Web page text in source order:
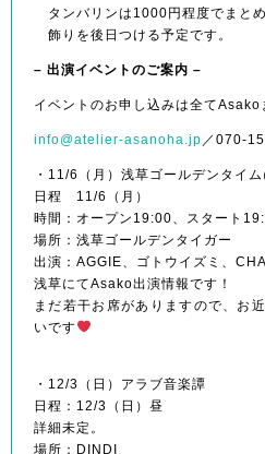
タンバリンは1000円程度でまとめ
飾りを後日つける予定です。
– 出演イベントのご案内 –
イベントのお申し込みは全てAsako
info@atelier-asanoha.jp ／070-
・11/6（月）浅草ゴールデンタイ
日程 11/6（月）
時間：オープン19:00、スタート
場所： 浅草ゴールデンタイガー
出演： AGGIE、ゴトウイズミ、
浅草にてAsako出演情報です！
まだ若干お席がありますので、お
いです
・12/3（日）アラブ音楽譚
日程：12/3（日）昼
詳細未定。
場所：DINDI